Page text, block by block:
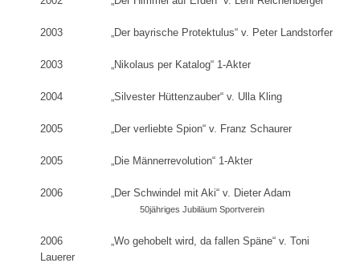
2003 „Der bayrische Protektulus“ v. Peter Landstorfer
2003 „Nikolaus per Katalog“ 1-Akter
2004 „Silvester Hüttenzauber“ v. Ulla Kling
2005 „Der verliebte Spion“ v. Franz Schaurer
2005 „Die Männerrevolution“ 1-Akter
2006 „Der Schwindel mit Aki“ v. Dieter Adam
50jähriges Jubiläum Sportverein
2006 „Wo gehobelt wird, da fallen Späne“ v. Toni
Lauerer